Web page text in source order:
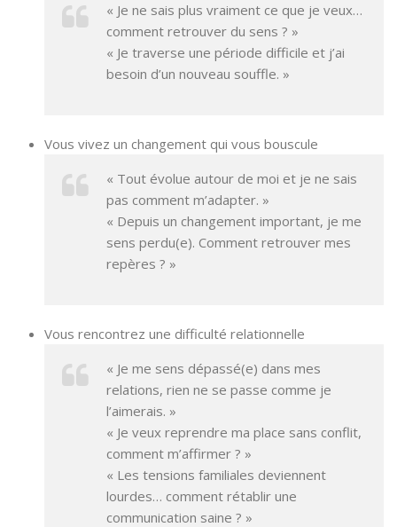
« Je ne sais plus vraiment ce que je veux…
comment retrouver du sens ? »
« Je traverse une période difficile et j’ai
besoin d’un nouveau souffle. »
Vous vivez un changement qui vous bouscule
« Tout évolue autour de moi et je ne sais
pas comment m’adapter. »
« Depuis un changement important, je me
sens perdu(e). Comment retrouver mes
repères ? »
Vous rencontrez une difficulté relationnelle
« Je me sens dépassé(e) dans mes
relations, rien ne se passe comme je
l’aimerais. »
« Je veux reprendre ma place sans conflit,
comment m’affirmer ? »
« Les tensions familiales deviennent
lourdes… comment rétablir une
communication saine ? »